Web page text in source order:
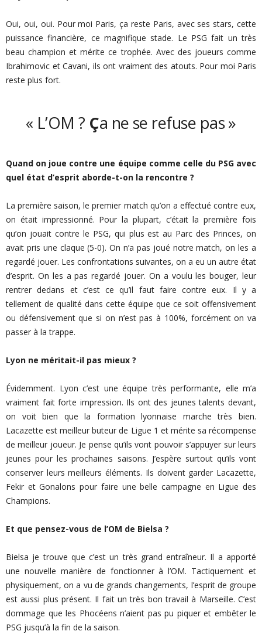
Oui, oui, oui. Pour moi Paris, ça reste Paris, avec ses stars, cette
puissance financière, ce magnifique stade. Le PSG fait un très
beau champion et mérite ce trophée. Avec des joueurs comme
Ibrahimovic et Cavani, ils ont vraiment des atouts. Pour moi Paris
reste plus fort.
« L’OM ? Ça ne se refuse pas »
Quand on joue contre une équipe comme celle du PSG avec
quel état d’esprit aborde-t-on la rencontre ?
La première saison, le premier match qu’on a effectué contre eux,
on était impressionné. Pour la plupart, c’était la première fois
qu’on jouait contre le PSG, qui plus est au Parc des Princes, on
avait pris une claque (5-0). On n’a pas joué notre match, on les a
regardé jouer. Les confrontations suivantes, on a eu un autre état
d’esprit. On les a pas regardé jouer. On a voulu les bouger, leur
rentrer dedans et c’est ce qu’il faut faire contre eux. Il y a
tellement de qualité dans cette équipe que ce soit offensivement
ou défensivement que si on n’est pas à 100%, forcément on va
passer à la trappe.
Lyon ne méritait-il pas mieux ?
Évidemment. Lyon c’est une équipe très performante, elle m’a
vraiment fait forte impression. Ils ont des jeunes talents devant,
on voit bien que la formation lyonnaise marche très bien.
Lacazette est meilleur buteur de Ligue 1 et mérite sa récompense
de meilleur joueur. Je pense qu’ils vont pouvoir s’appuyer sur leurs
jeunes pour les prochaines saisons. J’espère surtout qu’ils vont
conserver leurs meilleurs éléments. Ils doivent garder Lacazette,
Fekir et Gonalons pour faire une belle campagne en Ligue des
Champions.
Et que pensez-vous de l’OM de Bielsa ?
Bielsa je trouve que c’est un très grand entraîneur. Il a apporté
une nouvelle manière de fonctionner à l’OM. Tactiquement et
physiquement, on a vu de grands changements, l’esprit de groupe
est aussi plus présent. Il fait un très bon travail à Marseille. C’est
dommage que les Phocéens n’aient pas pu piquer et embêter le
PSG jusqu’à la fin de la saison.